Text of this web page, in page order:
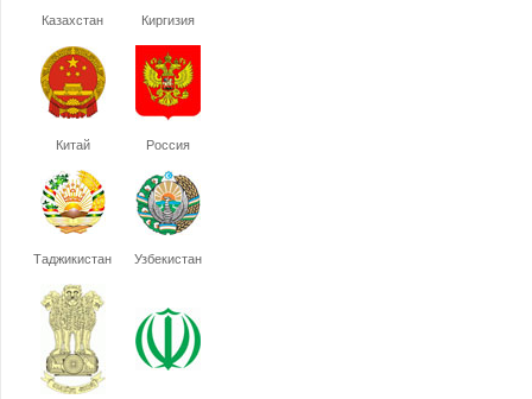
Казахстан Киргизия
Китай Россия
Таджикистан Узбекистан